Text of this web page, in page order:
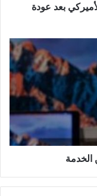
بعد عودة
الخدمة